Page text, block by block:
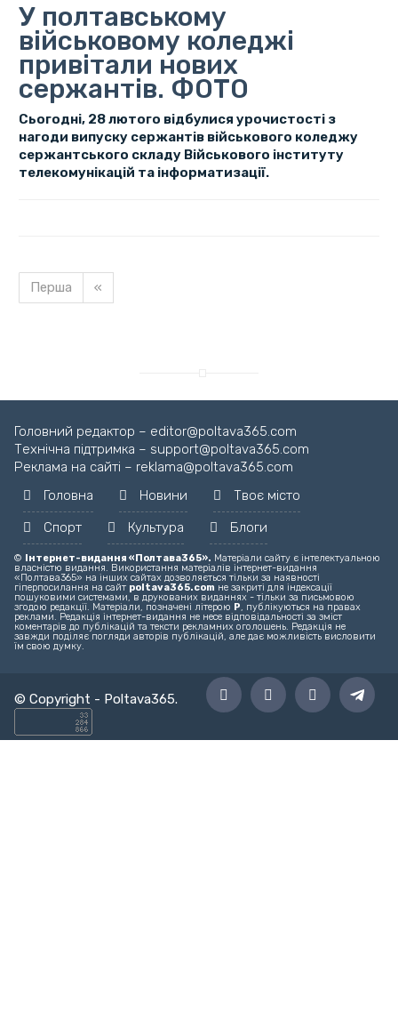
У полтавському
військовому коледжі
привітали нових
сержантів. ФОТО
Сьогодні, 28 лютого відбулися урочистості з
нагоди випуску сержантів військового коледжу
сержантського складу Військового інституту
телекомунікацій та інформатизації.
Перша «
Головний редактор – editor@poltava365.com
Технічна підтримка – support@poltava365.com
Реклама на сайті – reklama@poltava365.com
Головна
Новини
Твоє місто
Спорт
Культура Блоги
© Інтернет-видання «Полтава365». Матеріали сайту є інтелектуальною
власністю видання. Використання матеріалів інтернет-видання
«Полтава365» на інших сайтах дозволяється тільки за наявності
гіперпосилання на сайт poltava365.com не закриті для індексації
пошуковими системами, в друкованих виданнях - тільки за письмовою
згодою редакції. Матеріали, позначені літерою Р, публікуються на правах
реклами. Редакція інтернет-видання не несе відповідальності за зміст
коментарів до публікацій та тексти рекламних оголошень. Редакція не
завжди поділяє погляди авторів публікацій, але дає можливість висловити
їм свою думку.
© Copyright - Poltava365.